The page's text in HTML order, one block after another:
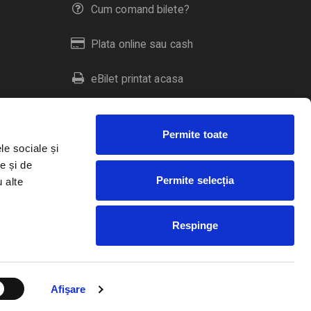
sociale și
și de
alte
Afişare
Permite toate
Permite selecția
Respinge
Cum comand bilete?
Plata online sau cash
eBilet printat acasa
Livrare prin curier
Duplicare bilete